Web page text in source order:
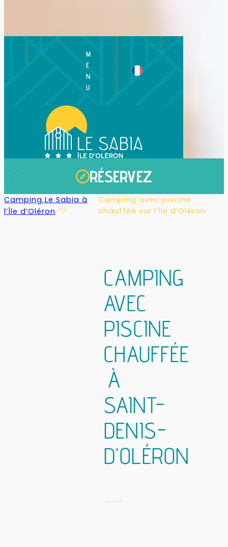
M
E
N
U
RÉSERVEZ
Camping Le Sabia à
l’Île d’Oléron
Camping avec piscine
chauffée sur l’île d’Oléron
CAMPING
AVEC
PISCINE
CHAUFFÉE
À
SAINT-
DENIS-
D’OLÉRON